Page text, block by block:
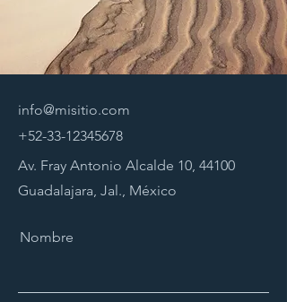
info@misitio.com
+52-33-12345678
Av. Fray Antonio Alcalde 10, 44100
Guadalajara, Jal., México
Nombre